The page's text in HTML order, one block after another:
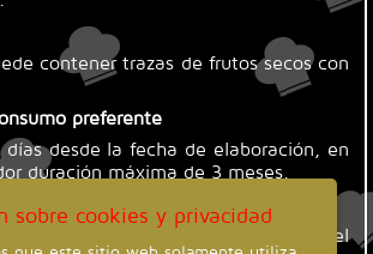
contener trazas de frutos secos con
preferente
desde la fecha de elaboración, en
duración máxima de 3 meses.
de almacenamiento
temperatura óptima de 4º a 7º, en el
sobre cookies y privacidad